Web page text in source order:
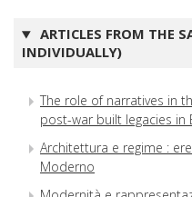
ARTICLES FROM THE
INDIVIDUALLY)
The role of narratives in
post-war built legacies in
Architettura e regime :
Moderno